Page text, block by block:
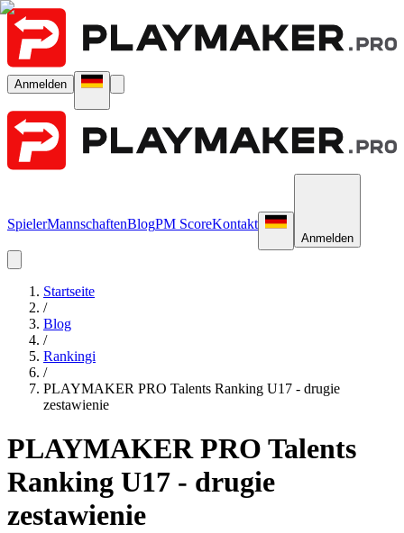
Anmelden
SpielerMannschaftenBlogPM ScoreKontakt
Anmelden
Startseite
/
Blog
/
Rankingi
/
PLAYMAKER PRO Talents Ranking U17 - drugie
zestawienie
PLAYMAKER PRO Talents
Ranking U17 - drugie
zestawienie